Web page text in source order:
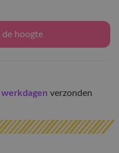
hoogte
werkdagen verzonden